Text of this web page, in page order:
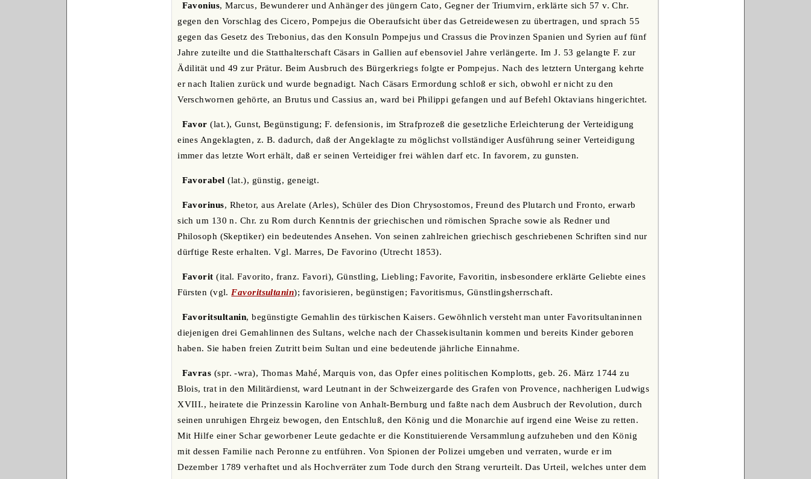
Favonius, Marcus, Bewunderer und Anhänger des jüngern Cato, Gegner der Triumvirn, erklärte sich 57 v. Chr.
gegen den Vorschlag des Cicero, Pompejus die Oberaufsicht über das Getreidewesen zu übertragen, und sprach 55
gegen das Gesetz des Trebonius, das den Konsuln Pompejus und Crassus die Provinzen Spanien und Syrien auf fünf
Jahre zuteilte und die Statthalterschaft Cäsars in Gallien auf ebensoviel Jahre verlängerte. Im J. 53 gelangte F. zur
Ädilität und 49 zur Prätur. Beim Ausbruch des Bürgerkriegs folgte er Pompejus. Nach des letztern Untergang kehrte
er nach Italien zurück und wurde begnadigt. Nach Cäsars Ermordung schloß er sich, obwohl er nicht zu den
Verschwornen gehörte, an Brutus und Cassius an, ward bei Philippi gefangen und auf Befehl Oktavians hingerichtet.
Favor (lat.), Gunst, Begünstigung; F. defensionis, im Strafprozeß die gesetzliche Erleichterung der Verteidigung
eines Angeklagten, z. B. dadurch, daß der Angeklagte zu möglichst vollständiger Ausführung seiner Verteidigung
immer das letzte Wort erhält, daß er seinen Verteidiger frei wählen darf etc. In favorem, zu gunsten.
Favorabel (lat.), günstig, geneigt.
Favorinus, Rhetor, aus Arelate (Arles), Schüler des Dion Chrysostomos, Freund des Plutarch und Fronto, erwarb
sich um 130 n. Chr. zu Rom durch Kenntnis der griechischen und römischen Sprache sowie als Redner und
Philosoph (Skeptiker) ein bedeutendes Ansehen. Von seinen zahlreichen griechisch geschriebenen Schriften sind nur
dürftige Reste erhalten. Vgl. Marres, De Favorino (Utrecht 1853).
Favorit (ital. Favorito, franz. Favori), Günstling, Liebling; Favorite, Favoritin, insbesondere erklärte Geliebte eines
Fürsten (vgl.Favoritsultanin); favorisieren, begünstigen; Favoritismus, Günstlingsherrschaft.
Favoritsultanin, begünstigte Gemahlin des türkischen Kaisers. Gewöhnlich versteht man unter Favoritsultaninnen
diejenigen drei Gemahlinnen des Sultans, welche nach der Chassekisultanin kommen und bereits Kinder geboren
haben. Sie haben freien Zutritt beim Sultan und eine bedeutende jährliche Einnahme.
Favras (spr. -wra), Thomas Mahé, Marquis von, das Opfer eines politischen Komplotts, geb. 26. März 1744 zu
Blois, trat in den Militärdienst, ward Leutnant in der Schweizergarde des Grafen von Provence, nachherigen Ludwigs
XVIII., heiratete die Prinzessin Karoline von Anhalt-Bernburg und faßte nach dem Ausbruch der Revolution, durch
seinen unruhigen Ehrgeiz bewogen, den Entschluß, den König und die Monarchie auf irgend eine Weise zu retten.
Mit Hilfe einer Schar geworbener Leute gedachte er die Konstituierende Versammlung aufzuheben und den König
mit dessen Familie nach Peronne zu entführen. Von Spionen der Polizei umgeben und verraten, wurde er im
Dezember 1789 verhaftet und als Hochverräter zum Tode durch den Strang verurteilt. Das Urteil, welches unter dem